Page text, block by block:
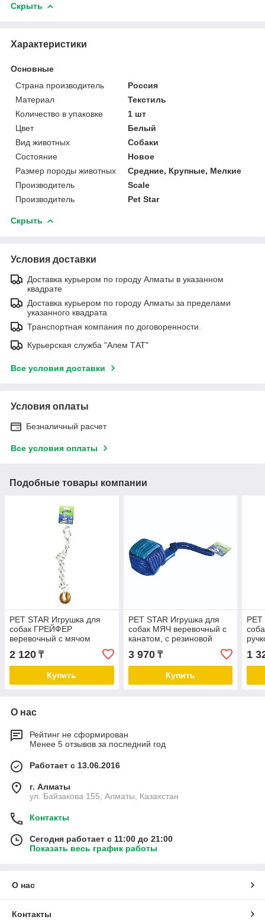
Скрыть
Характеристики
Основные
Страна производитель
Россия
Материал
Текстиль
Количество в упаковке
1 шт
Цвет
Белый
Вид животных
Собаки
Состояние
Новое
Размер породы животных
Средние, Крупные, Мелкие
Производитель
Scale
Производитель
Pet Star
Скрыть
Условия доставки
Доставка курьером по городу Алматы в указанном
квадрате
Доставка курьером по городу Алматы за пределами
указанного квадрата
Транспортная компания по договоренности.
Курьерская служба "Алем ТАТ"
Все условия доставки
Условия оплаты
Безналичный расчет
Все условия оплаты
Подобные товары компании
PET STAR Игрушка для
собак ГРЕЙФЕР
веревочный с мячом
2 120 ₸
Купить
PET STAR Игрушка для
собак МЯЧ веревочный с
канатом, с резиновой
вставкой
3 970₸
Купить
PET
1
О нас
Рейтинг не сформирован
Менее 5 отзывов за последний год
Работает с 13.06.2016
г. Алматы
ул. Байзакова 155, Алматы, Казахстан
Контакты
Сегодня работает с 11:00 до 21:00
Показать весь график работы
О нас
Контакты